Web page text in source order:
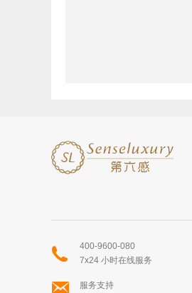
400-9600-080
7x24 小时在线服务
服务支持